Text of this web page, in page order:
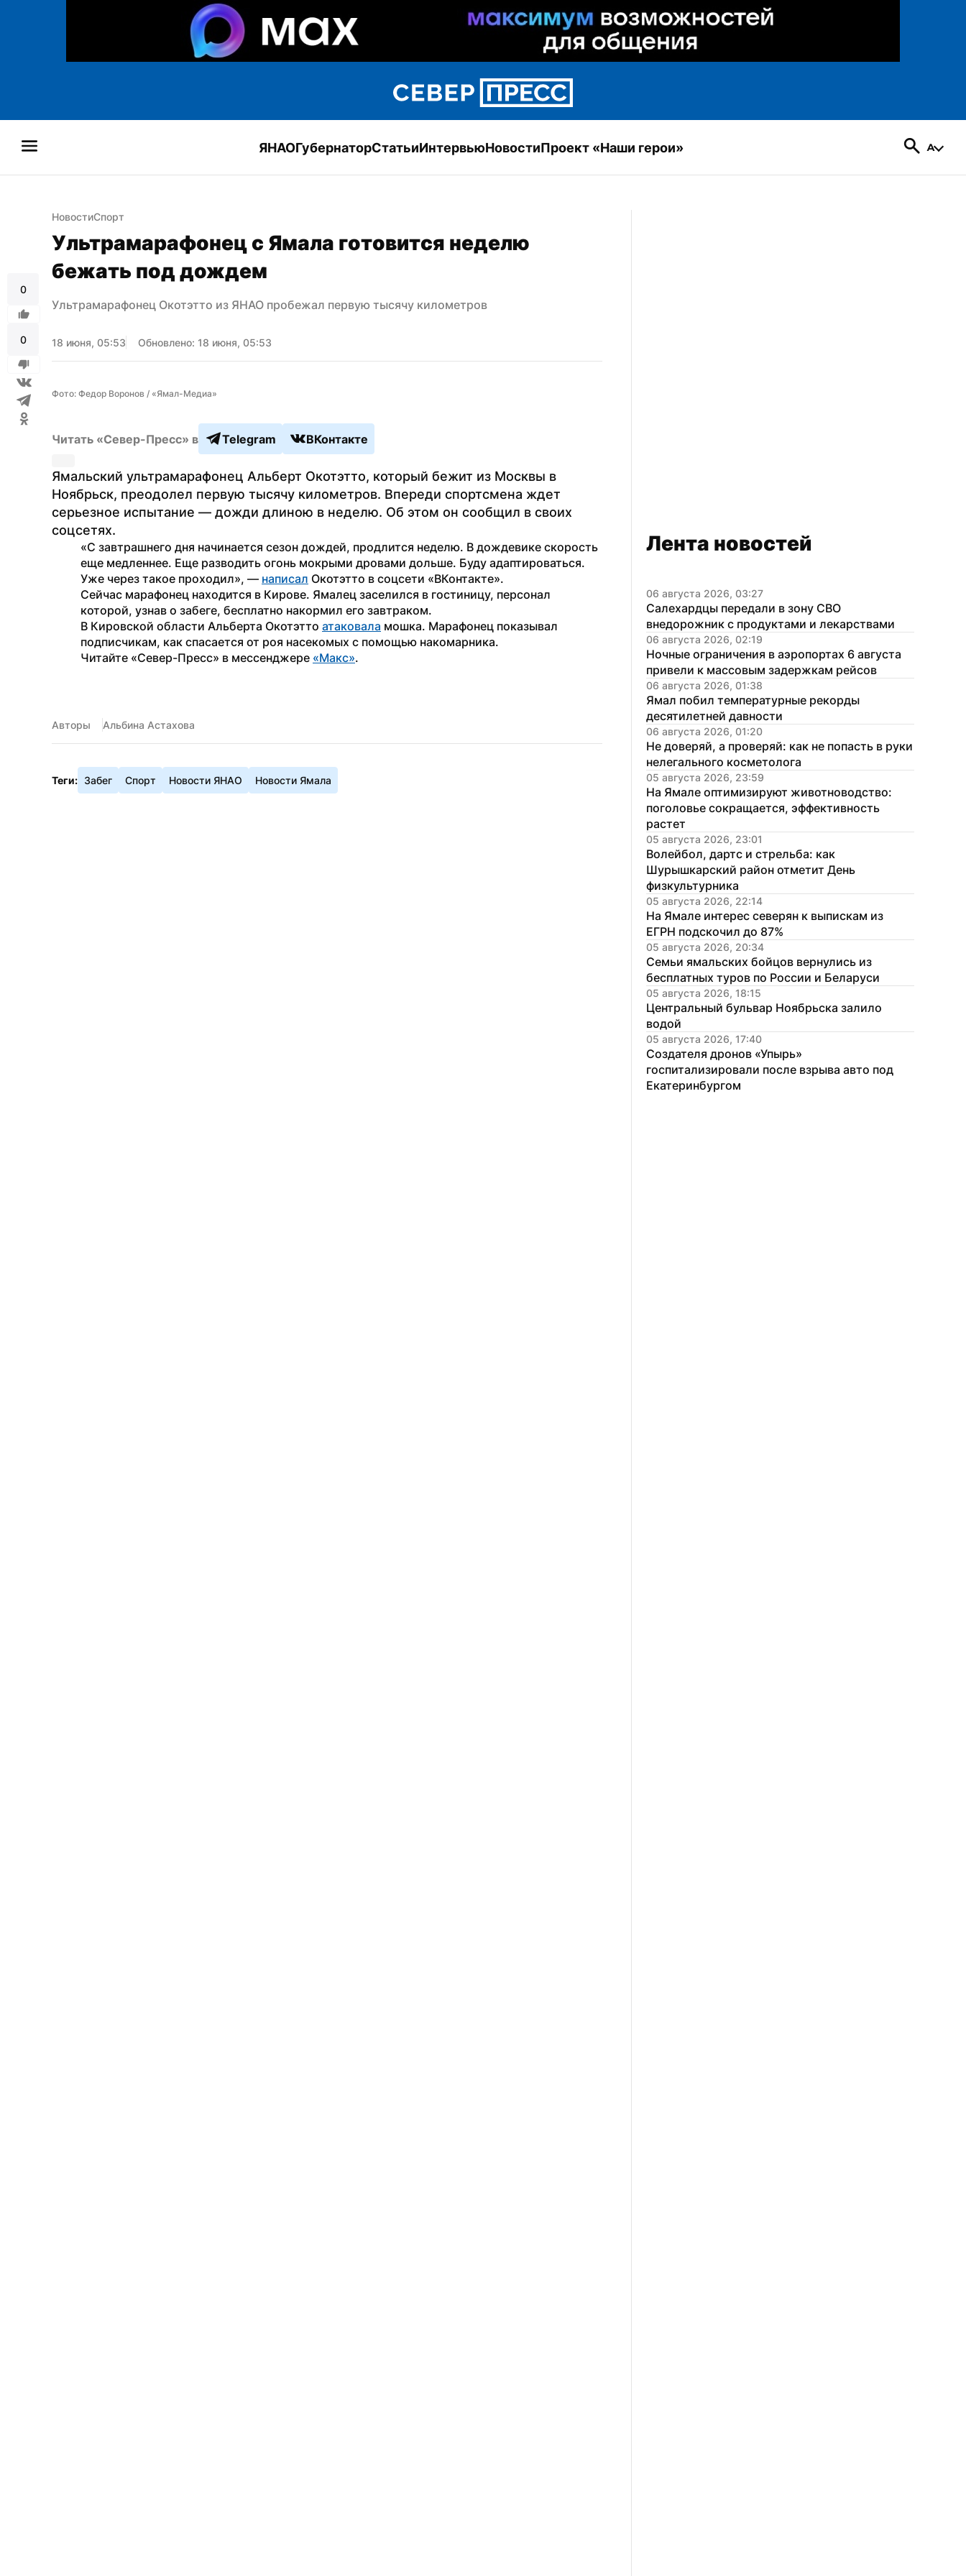
ЯНАОГубернаторСтатьиИнтервьюНовостиПроект «Наши герои»
0
0
НовостиСпорт
Ультрамарафонец с Ямала готовится неделю
бежать под дождем
Ультрамарафонец Окотэтто из ЯНАО пробежал первую тысячу километров
18 июня, 05:53 Обновлено: 18 июня, 05:53
Фото: Федор Воронов / «Ямал-Медиа»
Читать «Север-Пресс» в Telegram ВКонтакте
Ямальский ультрамарафонец Альберт Окотэтто, который бежит из Москвы в
Ноябрьск, преодолел первую тысячу километров. Впереди спортсмена ждет
серьезное испытание — дожди длиною в неделю. Об этом он сообщил в своих
соцсетях.
«С завтрашнего дня начинается сезон дождей, продлится неделю. В дождевике скорость
еще медленнее. Еще разводить огонь мокрыми дровами дольше. Буду адаптироваться.
Уже через такое проходил», — написал Окотэтто в соцсети «ВКонтакте».
Сейчас марафонец находится в Кирове. Ямалец заселился в гостиницу, персонал
которой, узнав о забеге, бесплатно накормил его завтраком.
В Кировской области Альберта Окотэтто атаковала мошка. Марафонец показывал
подписчикам, как спасается от роя насекомых с помощью накомарника.
Читайте «Север-Пресс» в мессенджере «Макс».
Авторы Альбина Астахова
Теги: Забег Спорт Новости ЯНАО Новости Ямала
Лента новостей
06 августа 2026, 03:27
Салехардцы передали в зону СВО
внедорожник с продуктами и лекарствами
06 августа 2026, 02:19
Ночные ограничения в аэропортах 6 августа
привели к массовым задержкам рейсов
06 августа 2026, 01:38
Ямал побил температурные рекорды
десятилетней давности
06 августа 2026, 01:20
Не доверяй, а проверяй: как не попасть в руки
нелегального косметолога
05 августа 2026, 23:59
На Ямале оптимизируют животноводство:
поголовье сокращается, эффективность
растет
05 августа 2026, 23:01
Волейбол, дартс и стрельба: как
Шурышкарский район отметит День
физкультурника
05 августа 2026, 22:14
На Ямале интерес северян к выпискам из
ЕГРН подскочил до 87%
05 августа 2026, 20:34
Семьи ямальских бойцов вернулись из
бесплатных туров по России и Беларуси
05 августа 2026, 18:15
Центральный бульвар Ноябрьска залило
водой
05 августа 2026, 17:40
Создателя дронов «Упырь»
госпитализировали после взрыва авто под
Екатеринбургом